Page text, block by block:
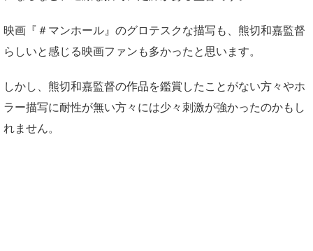
映画『＃マンホール』のグロテスクな描写も、熊切和嘉監督
らしいと感じる映画ファンも多かったと思います。
しかし、熊切和嘉監督の作品を鑑賞したことがない方々やホ
ラー描写に耐性が無い方々には少々刺激が強かったのかもし
れません。